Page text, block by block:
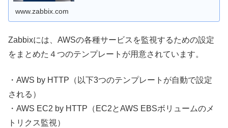
www.zabbix.com
Zabbixには、AWSの各種サービスを監視するための設定
をまとめた４つのテンプレートが用意されています。
・AWS by HTTP（以下3つのテンプレートが自動で設定
される）
・AWS EC2 by HTTP（EC2とAWS EBSボリュームのメ
トリクス監視）